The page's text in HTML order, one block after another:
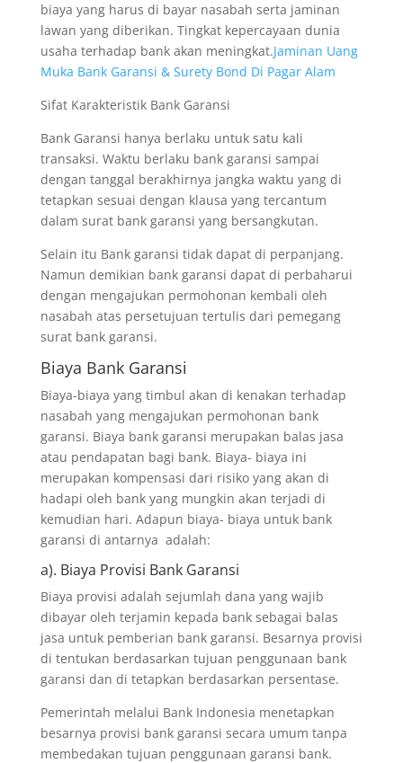
biaya yang harus di bayar nasabah serta jaminan
lawan yang diberikan. Tingkat kepercayaan dunia
usaha terhadap bank akan meningkat.Jaminan Uang
Muka Bank Garansi & Surety Bond Di Pagar Alam
Sifat Karakteristik Bank Garansi
Bank Garansi hanya berlaku untuk satu kali
transaksi. Waktu berlaku bank garansi sampai
dengan tanggal berakhirnya jangka waktu yang di
tetapkan sesuai dengan klausa yang tercantum
dalam surat bank garansi yang bersangkutan.
Selain itu Bank garansi tidak dapat di perpanjang.
Namun demikian bank garansi dapat di perbaharui
dengan mengajukan permohonan kembali oleh
nasabah atas persetujuan tertulis dari pemegang
surat bank garansi.
Biaya Bank Garansi
Biaya-biaya yang timbul akan di kenakan terhadap
nasabah yang mengajukan permohonan bank
garansi. Biaya bank garansi merupakan balas jasa
atau pendapatan bagi bank. Biaya- biaya ini
merupakan kompensasi dari risiko yang akan di
hadapi oleh bank yang mungkin akan terjadi di
kemudian hari. Adapun biaya- biaya untuk bank
garansi di antarnya adalah:
a). Biaya Provisi Bank Garansi
Biaya provisi adalah sejumlah dana yang wajib
dibayar oleh terjamin kepada bank sebagai balas
jasa untuk pemberian bank garansi. Besarnya provisi
di tentukan berdasarkan tujuan penggunaan bank
garansi dan di tetapkan berdasarkan persentase.
Pemerintah melalui Bank Indonesia menetapkan
besarnya provisi bank garansi secara umum tanpa
membedakan tujuan penggunaan garansi bank.